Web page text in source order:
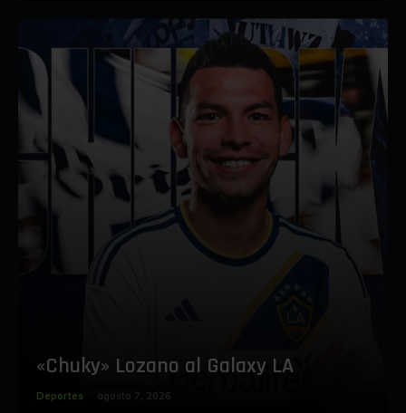
«Chuky» Lozano al Galaxy LA
Deportes agosto 7, 2026